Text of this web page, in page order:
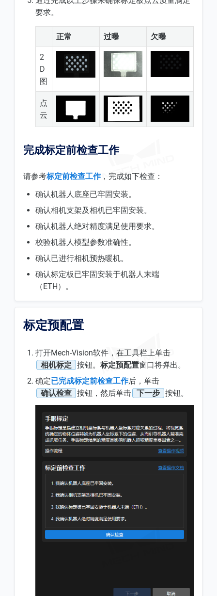
要求。
正常 过曝 欠曝
2
D
图
点
云
完成标定前检查工作
请参考标定前检查工作，完成如下检查：
确认机器人底座已牢固安装。
确认相机支架及相机已牢固安装。
确认机器人绝对精度满足使用要求。
校验机器人模型参数准确性。
确认已进行相机预热暖机。
确认标定板已牢固安装于机器人末端
（ETH）。
标定预配置
打开Mech-Vision软件，在工具栏上单击
相机标定
按钮。 标定预配置窗口将弹出。
确定已完成标定前检查工作后，单击
确认检查 按钮，然后单击 下一步 按钮。